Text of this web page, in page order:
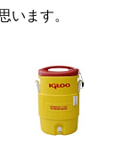
います。